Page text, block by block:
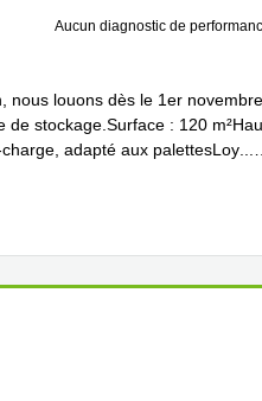
Aucun diagnostic de
nous louons dès le 1er novembre
stockage.Surface : 120
adapté aux palettesLoy